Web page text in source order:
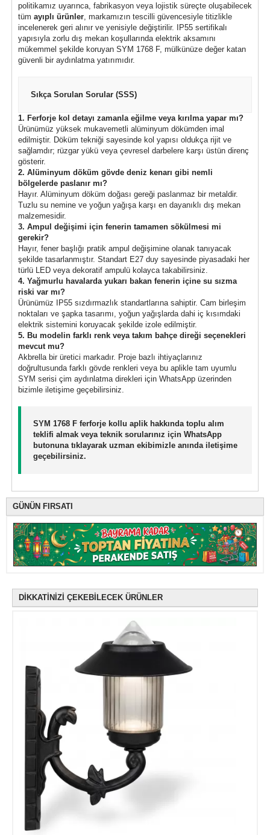
politikamız uyarınca, fabrikasyon veya lojistik süreçte oluşabilecek
tüm ayıplı ürünler, markamızın tescilli güvencesiyle titizlikle
incelenerek geri alınır ve yenisiyle değiştirilir. IP55 sertifikalı
yapısıyla zorlu dış mekan koşullarında elektrik aksamını
mükemmel şekilde koruyan SYM 1768 F, mülkünüze değer katan
güvenli bir aydınlatma yatırımıdır.
Sıkça Sorulan Sorular (SSS)
1. Ferforje kol detayı zamanla eğilme veya kırılma yapar mı?
Ürünümüz yüksek mukavemetli alüminyum dökümden imal
edilmiştir. Döküm tekniği sayesinde kol yapısı oldukça rijit ve
sağlamdır; rüzgar yükü veya çevresel darbelere karşı üstün direnç
gösterir.
2. Alüminyum döküm gövde deniz kenarı gibi nemli
bölgelerde paslanır mı?
Hayır. Alüminyum döküm doğası gereği paslanmaz bir metaldir.
Tuzlu su nemine ve yoğun yağışa karşı en dayanıklı dış mekan
malzemesidir.
3. Ampul değişimi için fenerin tamamen sökülmesi mi
gerekir?
Hayır, fener başlığı pratik ampul değişimine olanak tanıyacak
şekilde tasarlanmıştır. Standart E27 duy sayesinde piyasadaki her
türlü LED veya dekoratif ampulü kolayca takabilirsiniz.
4. Yağmurlu havalarda yukarı bakan fenerin içine su sızma
riski var mı?
Ürünümüz IP55 sızdırmazlık standartlarına sahiptir. Cam birleşim
noktaları ve şapka tasarımı, yoğun yağışlarda dahi iç kısımdaki
elektrik sistemini koruyacak şekilde izole edilmiştir.
5. Bu modelin farklı renk veya takım bahçe direği seçenekleri
mevcut mu?
Akbrella bir üretici markadır. Proje bazlı ihtiyaçlarınız
doğrultusunda farklı gövde renkleri veya bu aplikle tam uyumlu
SYM serisi çim aydınlatma direkleri için WhatsApp üzerinden
bizimle iletişime geçebilirsiniz.
SYM 1768 F ferforje kollu aplik hakkında toplu alım
teklifi almak veya teknik sorularınız için WhatsApp
butonuna tıklayarak uzman ekibimizle anında iletişime
geçebilirsiniz.
GÜNÜN FIRSATI
DİKKATİNİZİ ÇEKEBİLECEK ÜRÜNLER